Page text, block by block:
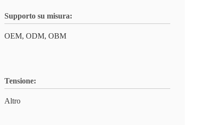
Supporto su misura:
OEM, ODM, OBM
Tensione:
Altro